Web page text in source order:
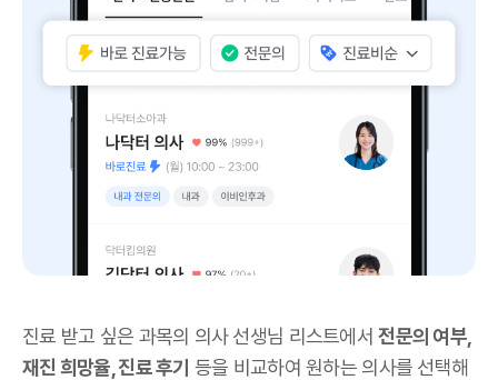
진료 받고 싶은 과목의 의사 선생님 리스트에서전문의 여부,
재진 희망율, 진료 후기 등을 비교하여 원하는 의사를 선택해